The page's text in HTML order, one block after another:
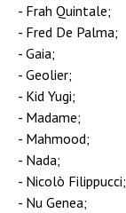
Frah Quintale;
Fred De Palma;
Gaia;
Geolier;
Kid Yugi;
Madame;
Mahmood;
Nada;
Nicolò Filippucci;
Nu Genea;